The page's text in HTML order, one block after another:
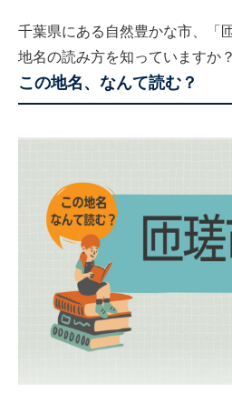
千葉県にある自然豊かな市、「
地名の読み方を知っていますか？
この地名、なんて読む？